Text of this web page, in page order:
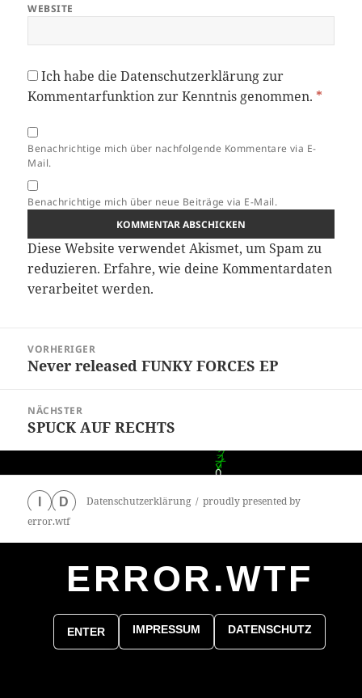
WEBSITE
Ich habe dieDatenschutzerklärungzur
Kommentarfunktion zur Kenntnis genommen. *
Benachrichtige mich über nachfolgende Kommentare via E-
Mail.
Benachrichtige mich über neue Beiträge via E-Mail.
Diese Website verwendet Akismet, um Spam zu
reduzieren.Erfahre, wie deine Kommentardaten
verarbeitet werden.
VORHERIGER
Vorheriger
Never released FUNKY FORCES EP
NÄCHSTER
Nächster
Beitrag:
SPUCK AUF RECHTS
D Datenschutzerklärung
proudly presented by
error.wtf
ERROR.WTF
ENTER IMPRESSUM DATENSCHUTZ